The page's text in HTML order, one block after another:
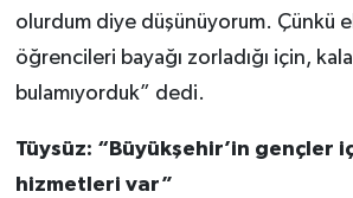
olurdum diye düşünüyorum. Çünkü
öğrencileri bayağı zorladığı için,
bulamıyorduk” dedi.
Tüysüz: “Büyükşehir’in gençler
hizmetleri var”